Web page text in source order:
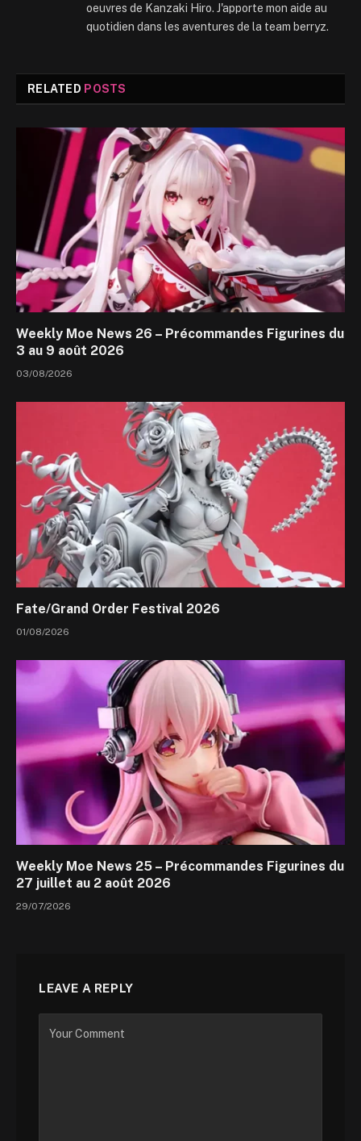
oeuvres de Kanzaki Hiro. J'apporte mon aide au
quotidien dans les aventures de la team berryz.
RELATED POSTS
Weekly Moe News 26 – Précommandes Figurines du
3 au 9 août 2026
03/08/2026
Fate/Grand Order Festival 2026
01/08/2026
Weekly Moe News 25 – Précommandes Figurines du
27 juillet au 2 août 2026
29/07/2026
LEAVE A REPLY